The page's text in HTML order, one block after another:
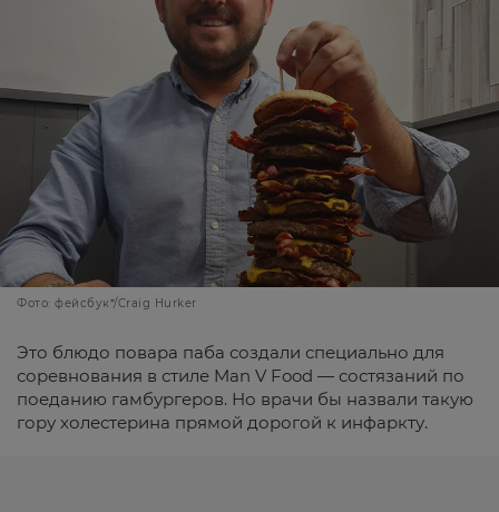
Фото: фейсбук*/Craig Hurker
Это блюдо повара паба создали специально для
соревнования в стиле Man V Food — состязаний по
поеданию гамбургеров. Но врачи бы назвали такую
гору холестерина прямой дорогой к инфаркту.